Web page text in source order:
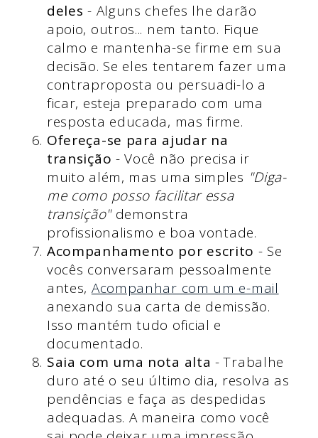
deles - Alguns chefes lhe darão
apoio, outros... nem tanto. Fique
calmo e mantenha-se firme em sua
decisão. Se eles tentarem fazer uma
contraproposta ou persuadi-lo a
ficar, esteja preparado com uma
resposta educada, mas firme.
Ofereça-se para ajudar na
transição - Você não precisa ir
muito além, mas uma simples "Diga-
me como posso facilitar essa
transição"demonstra
profissionalismo e boa vontade.
Acompanhamento por escrito - Se
vocês conversaram pessoalmente
antes, Acompanhar com um e-mail
anexando sua carta de demissão.
Isso mantém tudo oficial e
documentado.
Saia com uma nota alta - Trabalhe
duro até o seu último dia, resolva as
pendências e faça as despedidas
adequadas. A maneira como você